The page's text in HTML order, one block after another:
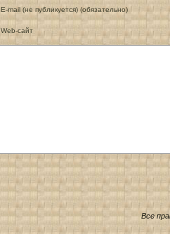
E-mail (не публикуется) (обязательно)
Web-сайт
Все